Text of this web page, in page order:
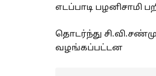
எடப்பாடி பழனிசாமி
தொடர்ந்து
வழங்கப்பட்டன